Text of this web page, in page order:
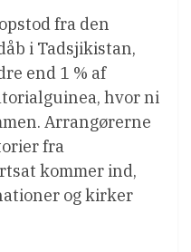
fra den
i Tadsjikistan,
end 1 % af
hvor ni
Arrangørerne
fra
kommer ind,
og kirker